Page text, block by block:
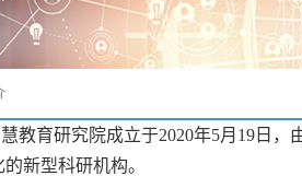
育研究院成立于2020年5月19日，
新型科研机构。